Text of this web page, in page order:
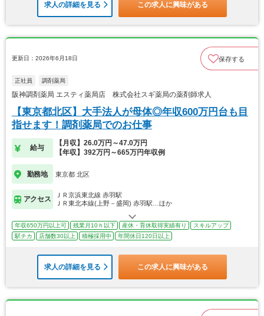
求人の詳細を見る この求人に興味がある
更新日：2026年6月18日 保存する
正社員 調剤薬局
阪神調剤薬局 エスティ薬局店 株式会社スギ薬局の薬剤師求人
【東京都北区】大手法人が母体◎年収600万円台も目
指せます！調剤薬局でのお仕事
給与
【月収】26.0万円～47.0万円
【年収】392万円～665万円年収例
勤務地 東京都 北区
アクセス
ＪＲ京浜東北線 赤羽駅
ＪＲ東北本線(上野－盛岡) 赤羽駅…ほか
年収650万円以上可 残業月10ｈ以下 産休・育休取得実績有り
スキルアップ
駅チカ
店舗数30以上 積極採用中 年間休日120日以上
求人の詳細を見る この求人に興味がある